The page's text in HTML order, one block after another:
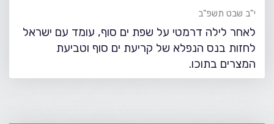
י"ב שבט תשפ"ב
לאחר לילה דרמטי על שפת ים סוף, עומד עם ישראל
לחזות בנס הנפלא של קריעת ים סוף וטביעת
המצרים בתוכו.